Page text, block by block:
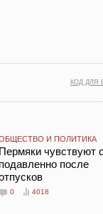
КОД ДЛЯ
И ПОЛИТИКА
Пермяки чувствуют
подавленно после
0 4018